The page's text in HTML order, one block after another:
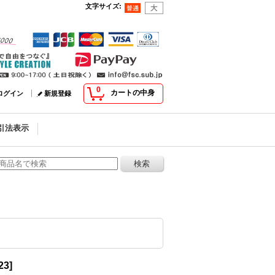
文字サイズ:
0 カートの中身
グイン 新規登録
法表示
]